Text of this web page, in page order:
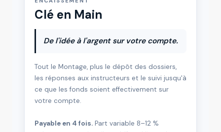
Clé en Main
De l'idée à l'argent sur votre compte.
Tout le Montage, plus le dépôt des dossiers,
les réponses aux instructeurs et le suivi jusqu'à
ce que les fonds soient effectivement sur
votre compte.
Payable en 4 fois. Part variable 8–12 %